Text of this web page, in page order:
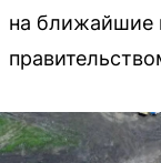
на ближайшие